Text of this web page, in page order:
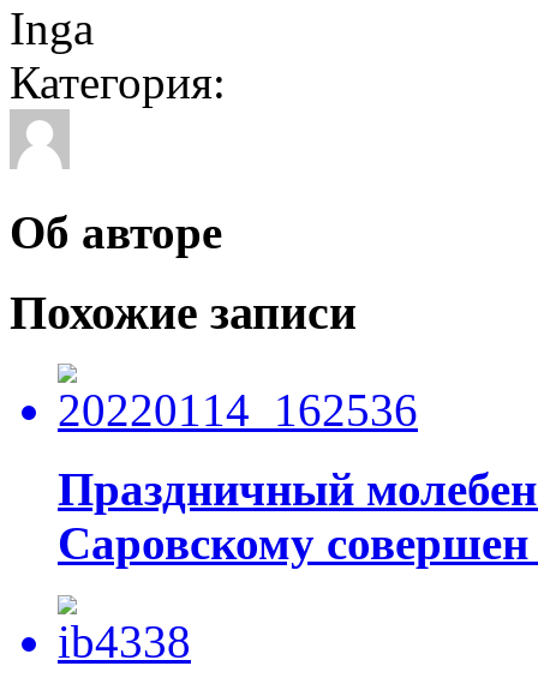
Inga
Категория:
Об авторе
Похожие записи
Праздничный
Саровскому